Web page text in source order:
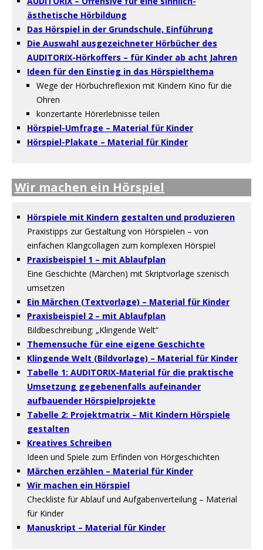
ästhetische Hörbildung
Das Hörspiel in der Grundschule, Einführung
Die Auswahl ausgezeichneter Hörbücher des
AUDITORIX-Hörkoffers – für Kinder ab acht Jahren
Ideen für den Einstieg in das Hörspielthema
Wege der Hörbuchreflexion mit Kindern Kino für die
Ohren
konzertante Hörerlebnisse teilen
Hörspiel-Umfrage – Material für Kinder
Hörspiel-Plakate – Material für Kinder
Wir machen ein Hörspiel
Hörspiele mit Kindern gestalten und produzieren
Praxistipps zur Gestaltung von Hörspielen – von
einfachen Klangcollagen zum komplexen Hörspiel
Praxisbeispiel 1 – mit Ablaufplan
Eine Geschichte (Märchen) mit Skriptvorlage szenisch
umsetzen
Ein Märchen (Textvorlage) – Material für Kinder
Praxisbeispiel 2 – mit Ablaufplan
Bildbeschreibung: „Klingende Welt“
Themensuche für eine eigene Geschichte
Klingende Welt (Bildvorlage) – Material für Kinder
Tabelle 1: AUDITORIX-Material für die praktische
Umsetzung gegebenenfalls aufeinander
aufbauender Hörspielprojekte
Tabelle 2: Projektmatrix – Mit Kindern Hörspiele
gestalten
Kreatives Schreiben
Ideen und Spiele zum Erfinden von Hörgeschichten
Märchen erzählen – Material für Kinder
Wir machen ein Hörspiel
Checkliste für Ablauf und Aufgabenverteilung – Material
für Kinder
Manuskript – Material für Kinder